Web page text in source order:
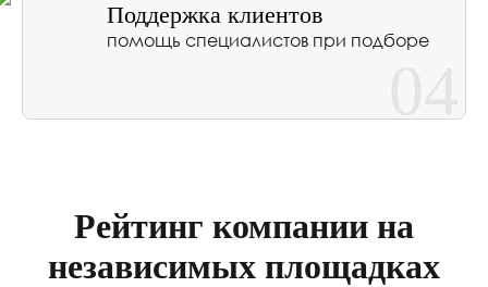
Поддержка клиентов
помощь специалистов при подборе
Рейтинг компании на
независимых площадках